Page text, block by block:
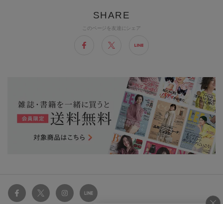
このページを友達にシェア